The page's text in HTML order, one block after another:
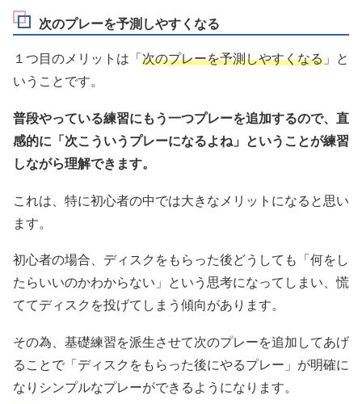
次のプレーを予測しやすくなる
１つ目のメリットは「 次のプレーを予測しやすくなる 」と
いうことです。
普段やっている練習にもう一つプレーを追加するので、直
感的に「次こういうプレーになるよね」ということが練習
しながら理解できます。
これは、特に初心者の中では大きなメリットになると思い
ます。
初心者の場合、ディスクをもらった後どうしても「何をし
たらいいのかわからない」という思考になってしまい、慌
ててディスクを投げてしまう傾向があります。
その為、基礎練習を派生させて次のプレーを追加してあげ
ることで「ディスクをもらった後にやるプレー」が明確に
なりシンプルなプレーができるようになります。